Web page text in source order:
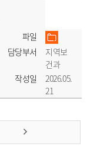
파일
담당부서
지역보
건과
작성일
2026.05.
21